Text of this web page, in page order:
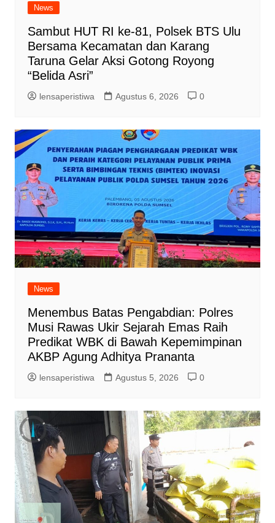
News
Sambut HUT RI ke-81, Polsek BTS Ulu
Bersama Kecamatan dan Karang
Taruna Gelar Aksi Gotong Royong
“Belida Asri”
lensaperistiwa Agustus 6, 2026 0
News
Menembus Batas Pengabdian: Polres
Musi Rawas Ukir Sejarah Emas Raih
Predikat WBK di Bawah Kepemimpinan
AKBP Agung Adhitya Prananta
lensaperistiwa Agustus 5, 2026 0